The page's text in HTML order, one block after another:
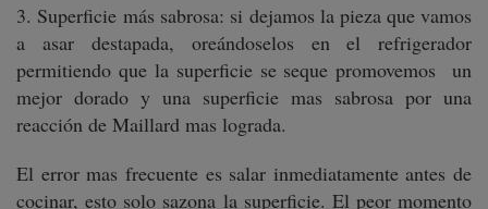
3. Superficie más sabrosa: si dejamos la pieza que vamos
a asar destapada, oreándoselos en el refrigerador
permitiendo que la superficie se seque promovemos un
mejor dorado y una superficie mas sabrosa por una
reacción de Maillard mas lograda.
El error mas frecuente es salar inmediatamente antes de
cocinar, esto solo sazona la superficie. El peor momento